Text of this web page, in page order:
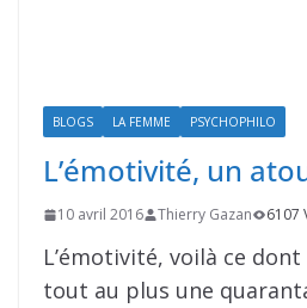
BLOGS LA FEMME PSYCHOPHILO
L’émotivité, un
10 avril 2016 Thierry Gazan 6107
L’émotivité, voilà ce
tout au plus une